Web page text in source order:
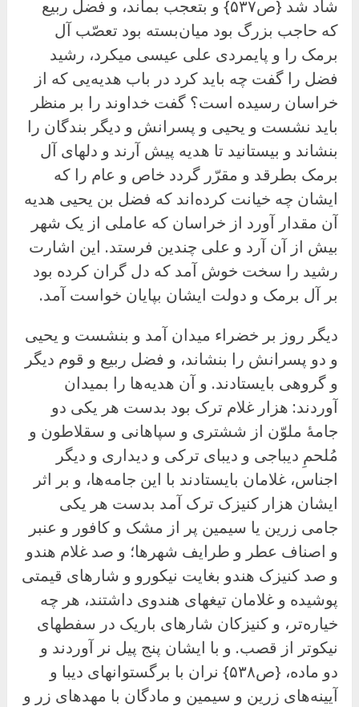
شاد شد {ص۵۳۷} و بتعجب بماند، و فضل ربیع
که حاجب بزرگ بود میان‌بسته بود تعصّب آل
برمک را و پایمردی علی عیسی میکرد، رشید
فضل را گفت چه باید کرد در باب هدیه‌یی که از
خراسان رسیده است؟ گفت خداوند را بر منظر
باید نشست و یحیی و پسرانش و دیگر بندگان را
بنشاند و بیستانید تا هدیه پیش آرند و دلهای آل
برمک بطرقد و مقرّر گردد خاص و عام را که
ایشان چه خیانت کرده‌اند که فضل بن یحیى هدیه
آن مقدار آورد از خراسان که عاملی از یک شهر
بیش از آن آرد و على چندین فرستد. این اشارت
رشید را سخت خوش آمد که دل گران کرده بود
بر آل برمک و دولت ایشان بپایان خواست آمد.
دیگر روز بر خضراء میدان آمد و بنشست و یحیی
و دو پسرانش را بنشاند، و فضل ربیع و قوم دیگر
و گروهی بایستادند. و آن هدیه‌ها را بمیدان
آوردند: هزار غلام ترک بود بدست هر یکی دو
جامهٔ ملوّن از ششتری و سپاهانی و سقلاطون و
مُلحمِ دیباجی و دیبای ترکی و دیداری و دیگر
اجناس، غلامان بایستادند با این جامه‌ها، و بر اثر
ایشان هزار کنیزک ترک آمد بدست هر یکی
جامی زرین یا سیمین پر از مشک و کافور و عنبر
و اصناف عطر و طرایف شهرها؛ و صد غلام هندو
و صد کنیزک هندو بغایت نیکورو و شارهای قیمتی
پوشیده و غلامان تیغهای هندوی داشتند، هر چه
خیاره‌تر، و کنیزکان شارهای باریک در سفطهای
نیکوتر از قصب. و با ایشان پنج پیل نر آوردند و
دو ماده، {ص۵۳۸} نران با برگستوانهای دیبا و
آیینه‌های زرین و سیمین و مادگان با مهدهای زر و